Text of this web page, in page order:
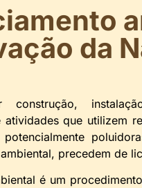
da
construção,
atividades que utilizem
precedem de
é um